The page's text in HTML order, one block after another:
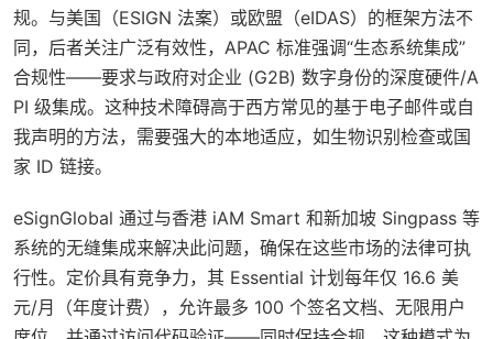
规。与美国（ESIGN 法案）或欧盟（eIDAS）的框架方法不
同，后者关注广泛有效性，APAC 标准强调“生态系统集成”
合规性——要求与政府对企业 (G2B) 数字身份的深度硬件/A
PI 级集成。这种技术障碍高于西方常见的基于电子邮件或自
我声明的方法，需要强大的本地适应，如生物识别检查或国
家 ID 链接。
eSignGlobal 通过与香港 iAM Smart 和新加坡 Singpass 等
系统的无缝集成来解决此问题，确保在这些市场的法律可执
行性。定价具有竞争力，其 Essential 计划每年仅 16.6 美
元/月（年度计费），允许最多 100 个签名文档、无限用户